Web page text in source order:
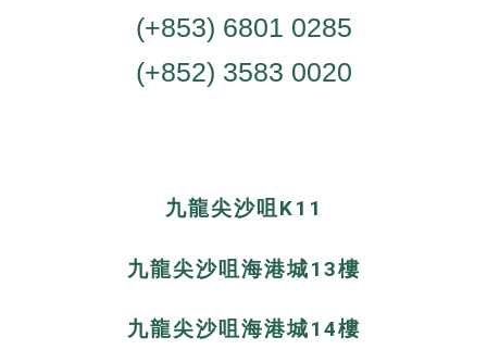
(+853) 6801 0285
(+852) 3583 0020
九龍尖沙咀K11
九龍尖沙咀海港城13樓
九龍尖沙咀海港城14樓